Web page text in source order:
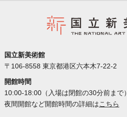
国立新美術館
〒106-8558 東京都港区六本木7-22-2
開館時間
10:00-18:00（入場は閉館の30分前まで）
夜間開館など開館時間の詳細はこちら